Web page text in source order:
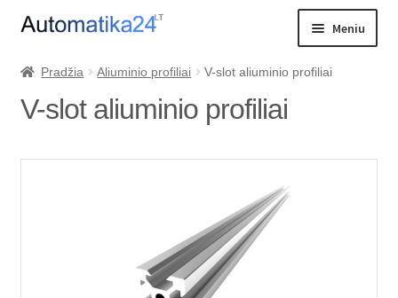
Pereiti
meniu
Pereiti
turinio
Meniu
PREKIŲ KATALOGAS
Katilo valdikliai
Termostatai siurbliams
Pradžia Aliuminio profiliai V-slot aliuminio profiliai
V-slot aliuminio profiliai